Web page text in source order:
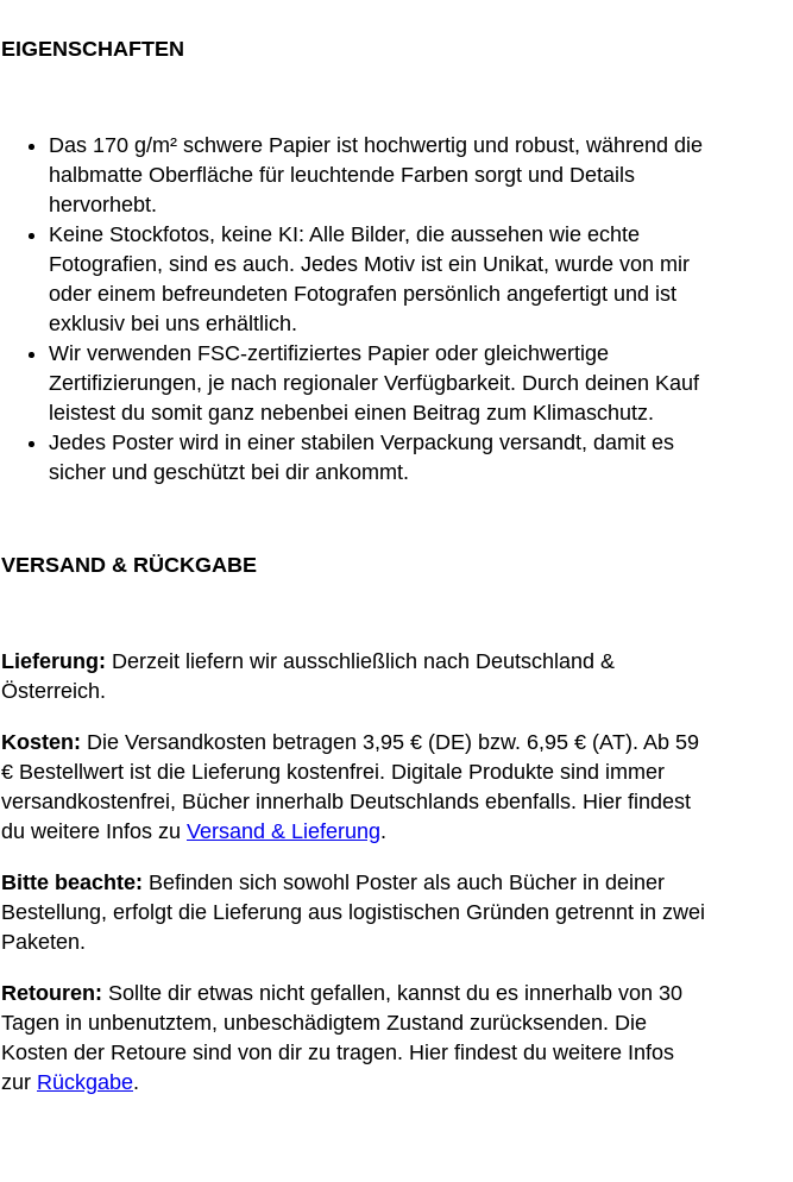
EIGENSCHAFTEN
Das 170 g/m² schwere Papier ist hochwertig und robust, während die
halbmatte Oberfläche für leuchtende Farben sorgt und Details
hervorhebt.
Keine Stockfotos, keine KI: Alle Bilder, die aussehen wie echte
Fotografien, sind es auch. Jedes Motiv ist ein Unikat, wurde von mir
oder einem befreundeten Fotografen persönlich angefertigt und ist
exklusiv bei uns erhältlich.
Wir verwenden FSC-zertifiziertes Papier oder gleichwertige
Zertifizierungen, je nach regionaler Verfügbarkeit. Durch deinen Kauf
leistest du somit ganz nebenbei einen Beitrag zum Klimaschutz.
Jedes Poster wird in einer stabilen Verpackung versandt, damit es
sicher und geschützt bei dir ankommt.
VERSAND & RÜCKGABE
Lieferung: Derzeit liefern wir ausschließlich nach Deutschland &
Österreich.
Kosten: Die Versandkosten betragen 3,95 € (DE) bzw. 6,95 € (AT). Ab 59
€ Bestellwert ist die Lieferung kostenfrei. Digitale Produkte sind immer
versandkostenfrei, Bücher innerhalb Deutschlands ebenfalls. Hier findest
du weitere Infos zu Versand & Lieferung.
Bitte beachte: Befinden sich sowohl Poster als auch Bücher in deiner
Bestellung, erfolgt die Lieferung aus logistischen Gründen getrennt in zwei
Paketen.
Retouren: Sollte dir etwas nicht gefallen, kannst du es innerhalb von 30
Tagen in unbenutztem, unbeschädigtem Zustand zurücksenden. Die
Kosten der Retoure sind von dir zu tragen. Hier findest du weitere Infos
zur Rückgabe.